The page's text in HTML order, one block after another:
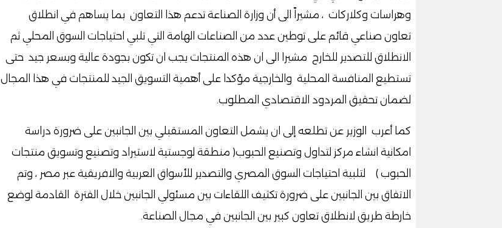
وهراسات وكلاركات ، مشيراً الى أن وزارة الصناعة تدعم هذا التعاون بما يساهم في انطلاق
تعاون صناعي قائم على توطين عدد من الصناعات الهامة التي تلبي احتياجات السوق المحلي ثم
الانطلاق للتصدير للخارج مشيرا الى ان هذه المنتجات يجب ان تكون بجودة عالية وبسعر جيد حتى
تستطيع المنافسة المحلية والخارجية مؤكدا على أهمية التسويق الجيد للمنتجات في هذا المجال
لضمان تحقيق المردود الاقتصادي المطلوب.
كما أعرب الوزير عن تطلعه إلى ان يشمل التعاون المستقبلي بين الجانبين على ضرورة دراسة
امكانية انشاء مركز لتداول وتصنيع الحبوب( منطقة لوجستية لاستيراد وتصنيع وتسويق منتجات
الحبوب ) لتلبية احتياجات السوق المصري والتصدير للأسواق العربية والافريقية عبر مصر ، وتم
الاتفاق بين الجانبين على ضرورة تكثيف اللقاءات بين مسئولي الجانبين خلال الفترة القادمة لوضع
خارطة طريق لانطلاق تعاون كبير بين الجانبين في مجال الصناعة.